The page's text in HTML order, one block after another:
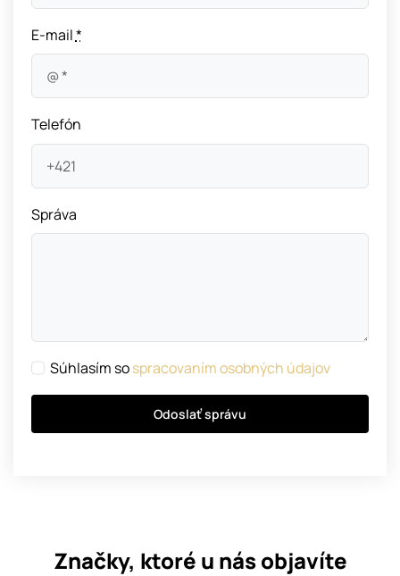
E-mail*
Telefón
Správa
Súhlasím sospracovaním osobných údajov
Odoslať správu
Značky, ktoré u nás objavíte